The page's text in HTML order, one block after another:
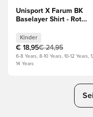
Unisport X Farum BK
Baselayer Shirt - Rot
Kinder
€ 18,95€ 24,95
6-8 Years, 8-10 Years, 10-12 Years,
14 Years